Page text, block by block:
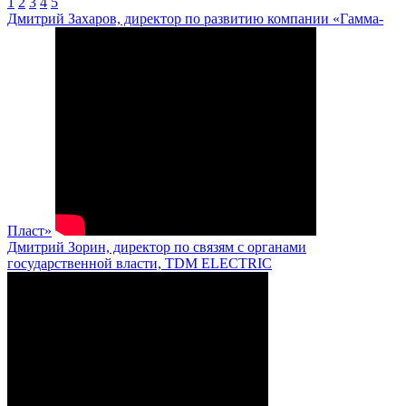
Дмитрий Захаров, директор по развитию компании «Гамма-
Пласт»
Дмитрий Зорин, директор по связям с органами
государственной власти, TDM ELECTRIC